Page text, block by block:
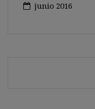
junio 2016